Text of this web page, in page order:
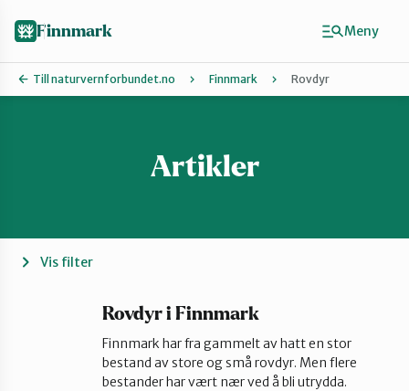
Porsangerfjorden
Sør-Varanger
Stilla og Vest-Finnmark
Finnmark
Till naturvernforbundet.no Finnmark Rovdyr
Artikler
Vis filter
Rovdyr i Finnmark
Finnmark har fra gammelt av hatt en stor
bestand av store og små rovdyr. Men flere
bestander har vært nær ved å bli utrydda.